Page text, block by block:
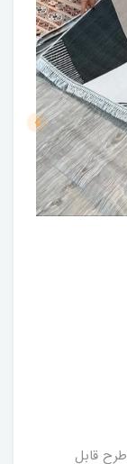
فرشینه استپ دار ضد سر (فرش ارزان) (۱۲۰۰ طرح قابل